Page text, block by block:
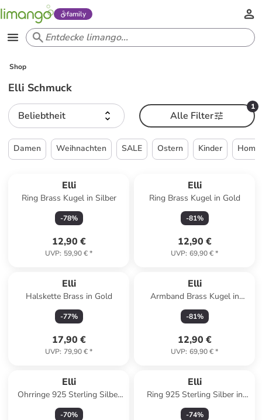
family
Shop
Elli Schmuck
Beliebtheit
1
Alle Filter
Damen Weihnachten SALE Ostern Kinder
Elli
Ring Brass Kugel in Silber
-78%
12,90 €
UVP: 59,90 €*
Elli
Ring Brass Kugel in Gold
-81%
12,90 €
UVP: 69,90 €*
Elli
Halskette Brass in Gold
-77%
17,90 €
UVP: 79,90 €*
Elli
Armband Brass Kugel in
Silber
-81%
12,90 €
UVP: 69,90 €*
Elli
Ohrringe 925 Sterling Silber
Spirale in Silber
-70%
Elli
Ring 925 Sterling Silber in
Silber
-74%